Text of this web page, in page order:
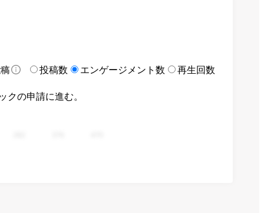
投稿数 エンゲージメント数 再生回数
の申請に進む。